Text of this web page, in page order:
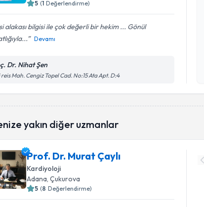
5 (1 Değerlendirme)
alakası bilgisi ile çok değerli bir hekim ... Gönül
Devamı
Dr. Nihat Şen
Mah. Cengiz Topel Cad. No:15 Ata Apt. D:4
yakın diğer uzmanlar
Prof. Dr. Murat Çaylı
Kardiyoloji
Adana, Çukurova
5 (8 Değerlendirme)